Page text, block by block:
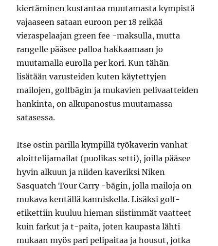
kiertäminen kustantaa muutamasta kympistä
vajaaseen sataan euroon per 18 reikää
vieraspelaajan green fee -maksulla, mutta
rangelle pääsee palloa hakkaamaan jo
muutamalla eurolla per kori. Kun tähän
lisätään varusteiden kuten käytettyjen
mailojen, golfbägin ja mukavien pelivaatteiden
hankinta, on alkupanostus muutamassa
satasessa.
Itse ostin parilla kympillä työkaverin vanhat
aloittelijamailat (puolikas setti), joilla pääsee
hyvin alkuun ja niiden kaveriksi Niken
Sasquatch Tour Carry -bägin, jolla mailoja on
mukava kentällä kanniskella. Lisäksi golf-
etikettiin kuuluu hieman siistimmät vaatteet
kuin farkut ja t-paita, joten kaupasta lähti
mukaan myös pari pelipaitaa ja housut, jotka